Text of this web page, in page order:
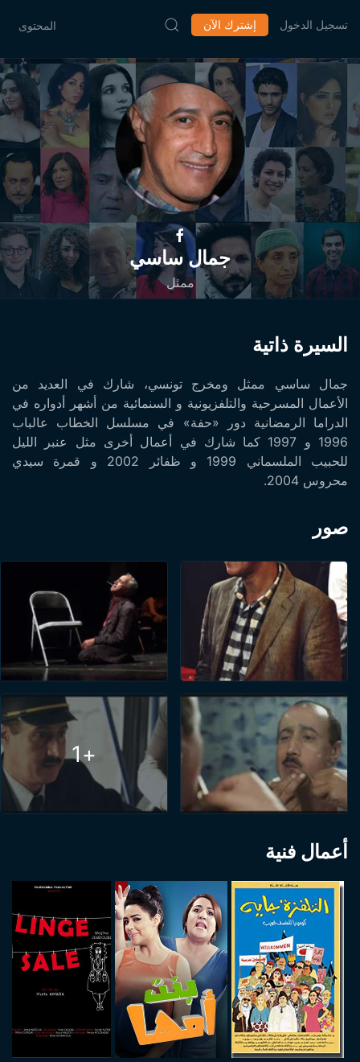
المحتوى إشترك الآن تسجيل الدخول
جمال ساسي
ممثل
السيرة ذاتية
جمال ساسي ممثل ومخرج تونسي، شارك في العديد من
الأعمال المسرحية والتلفزيونية و السنمائية من أشهر أدواره في
الدراما الرمضانية دور «حفة» في مسلسل الخطاب عالباب
1996 و 1997 كما شارك في أعمال أخرى مثل عنبر الليل
للحبيب الملسماني 1999 و ظفائر 2002 و قمرة سيدي
محروس 2004.
صور
+1
أعمال فنية